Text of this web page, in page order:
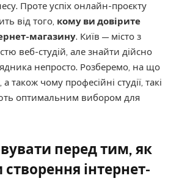
Проте успіх онлайн-проєкту
від того, кому ви довірите
магазину. Київ — місто з
веб-студій, але знайти дійсно
непросто. Розберемо, на що
також чому професійні студії, такі
оптимальним вибором для
перед тим, як
інтернет-